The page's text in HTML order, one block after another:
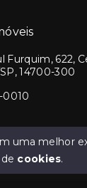
Furquim, 622,
14700-300
0010
uma melhor
cookies.